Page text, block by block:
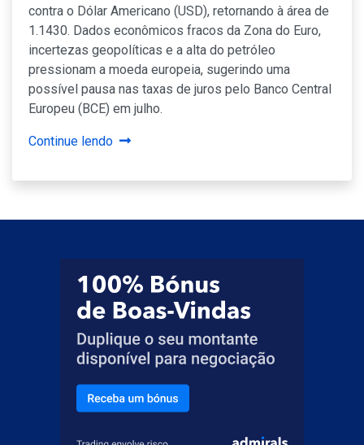
contra o Dólar Americano (USD), retornando à área de
1.1430. Dados econômicos fracos da Zona do Euro,
incertezas geopolíticas e a alta do petróleo
pressionam a moeda europeia, sugerindo uma
possível pausa nas taxas de juros pelo Banco Central
Europeu (BCE) em julho.
Continue lendo